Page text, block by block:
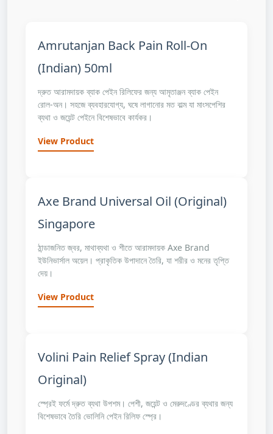
Amrutanjan Back Pain Roll-On
(Indian) 50ml
দ্রুত আরামদায়ক ব্যাক পেইন রিলিফের জন্য আমৃতাঞ্জন ব্যাক পেইন
রোল-অন। সহজে ব্যবহারযোগ্য, ঘষে লাগানোর মত বাল্ম যা মাংসপেশির
ব্যথা ও জয়েন্ট পেইনে বিশেষভাবে কার্যকর।
View Product
Axe Brand Universal Oil (Original)
Singapore
ঠান্ডাজনিত জ্বর, মাথাব্যথা ও শীতে আরামদায়ক Axe Brand
ইউনিভার্সাল অয়েল। প্রাকৃতিক উপাদানে তৈরি, যা শরীর ও মনের তৃপ্তি
দেয়।
View Product
Volini Pain Relief Spray (Indian
Original)
স্প্রেই ফর্মে দ্রুত ব্যথা উপশম। পেশী, জয়েন্ট ও মেরুদণ্ডের ব্যথার জন্য
বিশেষভাবে তৈরি ভোলিনি পেইন রিলিফ স্প্রে।